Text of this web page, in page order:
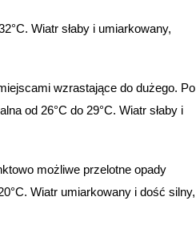
Wiatr słaby i umiarkowany,
wzrastające do dużego. Po
od 26°C do 29°C. Wiatr słaby i
możliwe przelotne opady
Wiatr umiarkowany i dość silny,